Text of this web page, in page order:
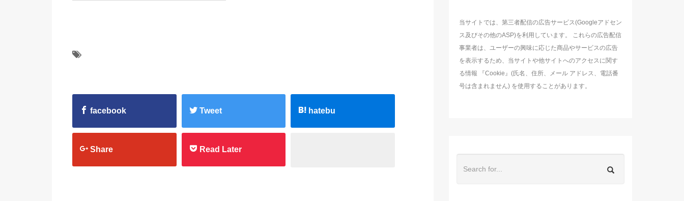
facebook Tweet hatebu
Share Read Later
当サイトでは、第三者配信の広告サービス(Googleアドセン
ス及びその他のASP)を利用しています。 これらの広告配信
事業者は、ユーザーの興味に応じた商品やサービスの広告
を表示するため、当サイトや他サイトへのアクセスに関す
る情報 『Cookie』(氏名、住所、メール アドレス、電話番
号は含まれません) を使用することがあります。